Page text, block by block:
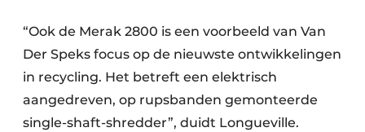
“Ook de Merak 2800 is een voorbeeld van Van
Der Speks focus op de nieuwste ontwikkelingen
in recycling. Het betreft een elektrisch
aangedreven, op rupsbanden gemonteerde
single-shaft-shredder”, duidt Longueville.